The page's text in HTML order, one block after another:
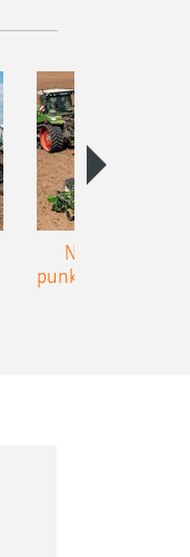
Nowy
punktowy